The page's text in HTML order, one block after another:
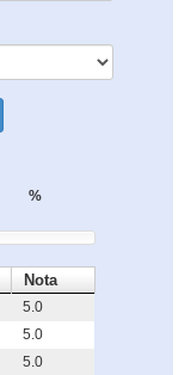
%
Nota
5.0
5.0
5.0